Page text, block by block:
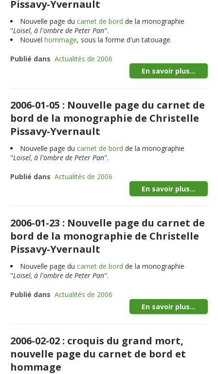
Pissavy-Yvernault
Nouvelle page ducarnet de bord de la monographie
"Loisel, à l'ombre de Peter Pan".
Nouvelhommage, sous la forme d'un tatouage.
Publié dans Actualités de 2006
En savoir plus...
2006-01-05 : Nouvelle page du carnet de
bord de la monographie de Christelle
Pissavy-Yvernault
Nouvelle page ducarnet de bord de la monographie
"Loisel, à l'ombre de Peter Pan".
Publié dans Actualités de 2006
En savoir plus...
2006-01-23 : Nouvelle page du carnet de
bord de la monographie de Christelle
Pissavy-Yvernault
Nouvelle page ducarnet de bord de la monographie
"Loisel, à l'ombre de Peter Pan".
Publié dans Actualités de 2006
En savoir plus...
2006-02-02 : croquis du grand mort,
nouvelle page du carnet de bord et
hommage